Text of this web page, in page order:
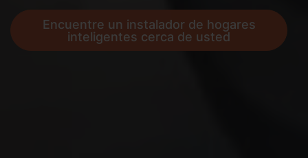
Encuentre un instalador de hogares
inteligentes cerca de usted